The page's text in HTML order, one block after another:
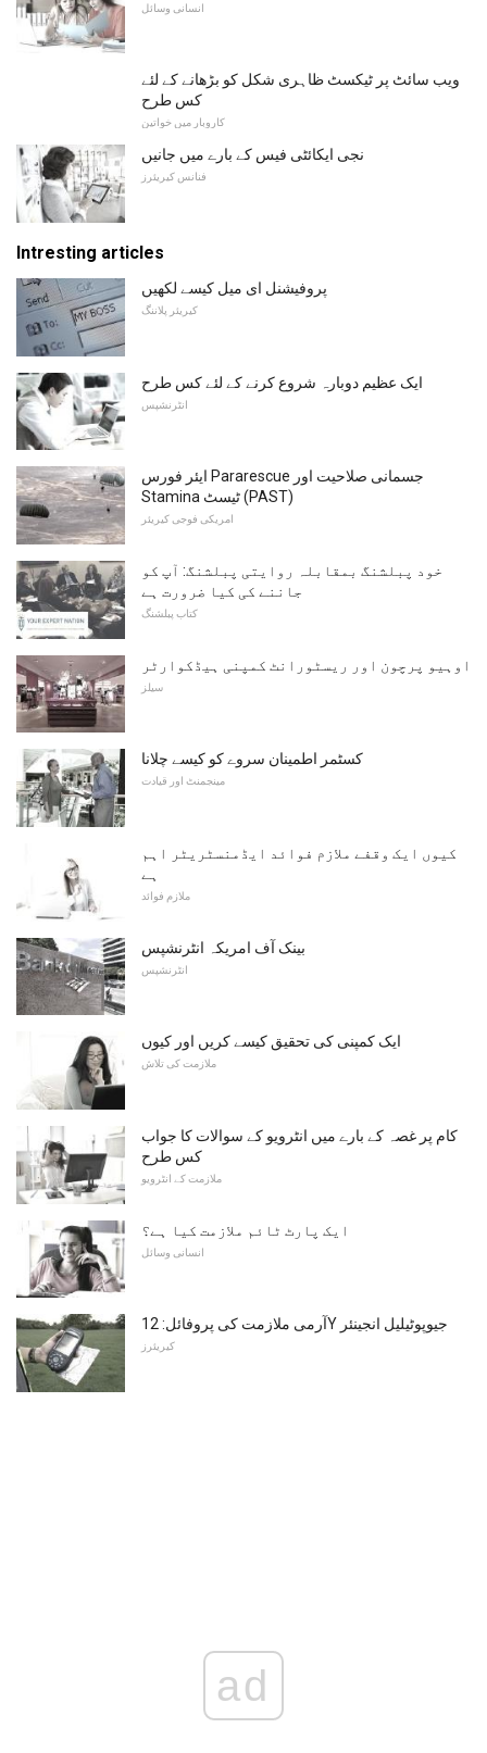
انسانی وسائل
ویب سائٹ پر ٹیکسٹ ظاہری شکل کو بڑھانے کے لئے
کس طرح
کاروبار میں خواتین
نجی ایکائٹی فیس کے بارے میں جانیں
فنانس کیریئرز
Intresting articles
پروفیشنل ای میل کیسے لکھیں
کیریئر پلاننگ
ایک عظیم دوبارہ شروع کرنے کے لئے کس طرح
انٹرنشپس
ایئر فورس Pararescue جسمانی صلاحیت اور
Stamina ٹیسٹ (PAST)
امریکی فوجی کیریئر
خود پبلشنگ بمقابلہ روایتی پبلشنگ: آپ کو
جاننے کی کیا ضرورت ہے
کتاب پبلشنگ
اوہیو پرچون اور ریسٹورانٹ کمپنی ہیڈکوارٹر
سیلز
کسٹمر اطمینان سروے کو کیسے چلانا
مینجمنٹ اور قیادت
کیوں ایک وقفے ملازم فوائد ایڈمنسٹریٹر اہم
ہے
ملازم فوائد
بینک آف امریکہ انٹرنشپس
انٹرنشپس
ایک کمپنی کی تحقیق کیسے کریں اور کیوں
ملازمت کی تلاش
کام پر غصہ کے بارے میں انٹرویو کے سوالات کا جواب
کس طرح
ملازمت کے انٹرویو
ایک پارٹ ٹائم ملازمت کیا ہے؟
انسانی وسائل
آرمی ملازمت کی پروفائل: 12Y جیوپوٹیلیل انجینئر
کیریئرز
ad